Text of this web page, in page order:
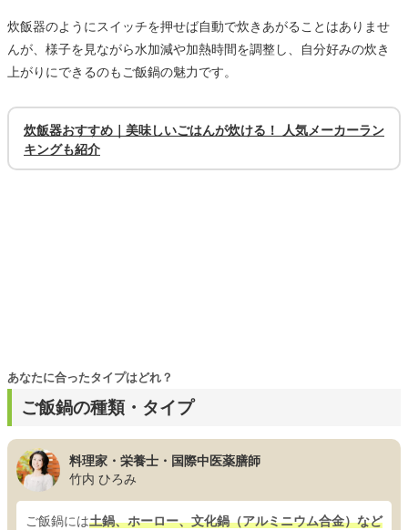
炊飯器のようにスイッチを押せば自動で炊きあがることはありませ
んが、様子を見ながら水加減や加熱時間を調整し、自分好みの炊き
上がりにできるのもご飯鍋の魅力です。
炊飯器おすすめ｜美味しいごはんが炊ける！ 人気メーカーラン
キングも紹介
ご飯鍋の種類・タイプ
あなたに合ったタイプはどれ？
料理家・栄養士・国際中医薬膳師
竹内 ひろみ
ご飯鍋には土鍋、ホーロー、文化鍋（アルミニウム合金）など